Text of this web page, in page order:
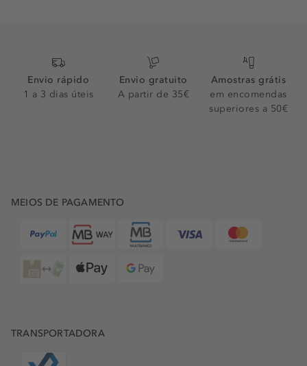
Envio rápido
1 a 3 dias úteis
Envio gratuito
A partir de 35€
Amostras grátis
em encomendas
superiores a 50€
MEIOS DE PAGAMENTO
TRANSPORTADORA